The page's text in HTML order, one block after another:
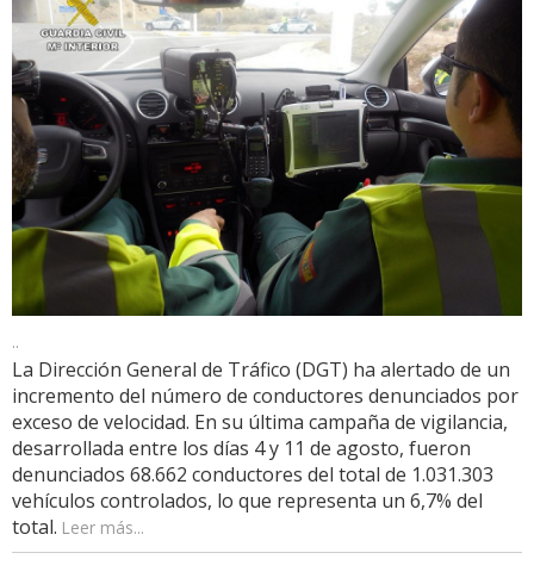
..
La Dirección General de Tráfico (DGT) ha alertado de un
incremento del número de conductores denunciados por
exceso de velocidad. En su última campaña de vigilancia,
desarrollada entre los días 4 y 11 de agosto, fueron
denunciados 68.662 conductores del total de 1.031.303
vehículos controlados, lo que representa un 6,7% del
total. Leer más...